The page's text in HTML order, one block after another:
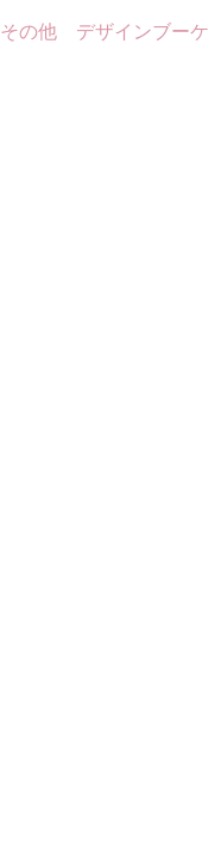
その他 デザインブーケ